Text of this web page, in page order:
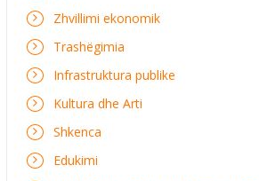
Zhvillimi ekonomik
Trashëgimia
Infrastruktura publike
Kultura dhe Arti
Shkenca
Edukimi